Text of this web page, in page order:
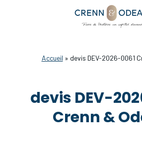
Accueil » devis DEV-2026-0061
devis DEV-
Crenn &